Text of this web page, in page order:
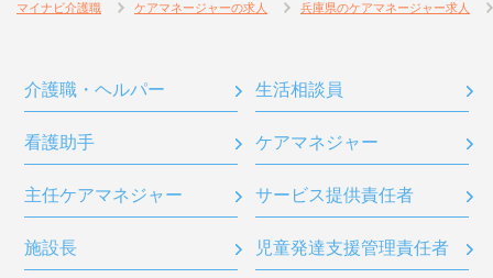
マイナビ介護職 ケアマネージャーの求人 兵庫県のケアマネージャー求人
介護職・ヘルパー 生活相談員
看護助手 ケアマネジャー
主任ケアマネジャー サービス提供責任者
施設長 児童発達支援管理責任者